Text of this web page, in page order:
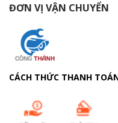
ĐƠN VỊ VẬN CHUYỂN
CÁCH THỨC THANH